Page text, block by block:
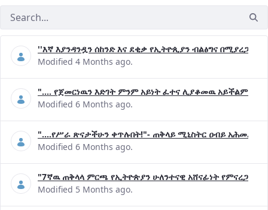
''እኛ እያንዳንዷን ሰከንድ እና ደቂቃ የኢትዮጲያን ብልፅግና
Modified 4 Months ago.
".... የጀመርነዉን እድገት ምንም አይነት ፈተና ሊያቆመዉ አይችልም"-
Modified 6 Months ago.
"....የሥራ ጽናታችሁን ቀጥሉበት!"- ጠቅላይ ሚኒስትር ዐብይ አሕመድ (ዶ/
Modified 6 Months ago.
"7ኛዉ ጠቅላላ ምርጫ የኢትዮጵያን ሁለንተናዊ አሸናፊነት
Modified 5 Months ago.